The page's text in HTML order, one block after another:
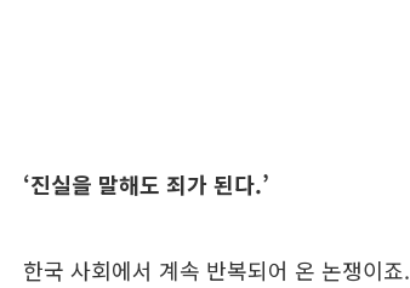
‘진실을 말해도 죄가 된다.’
한국 사회에서 계속 반복되어 온 논쟁이